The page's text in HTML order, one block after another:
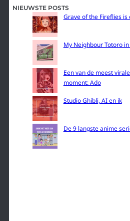
NIEUWSTE POSTS
Grave of the Fireflies
My Neighbour Totoro
Een van de meest
moment: Ado
Studio Ghibli, AI en ik
De 9 langste anime